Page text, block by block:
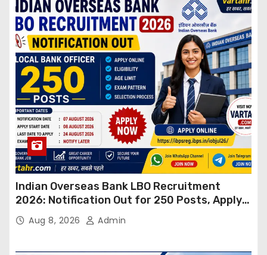
Indian Overseas Bank LBO Recruitment
2026: Notification Out for 250 Posts, Apply
OnlineAug 8, 2026 Admin